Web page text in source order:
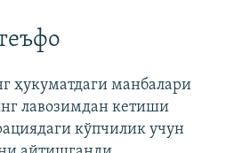
ҳукуматдаги манбалари
лавозимдан кетиши
кўпчилик учун